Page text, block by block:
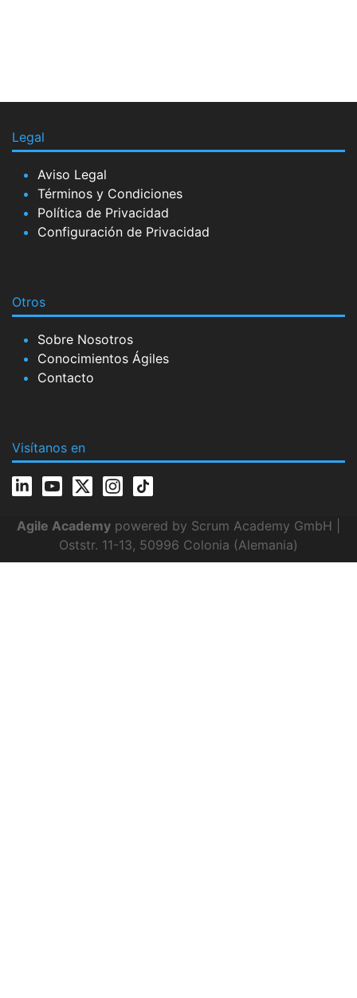
Legal
Aviso Legal
Términos y Condiciones
Política de Privacidad
Configuración de Privacidad
Otros
Sobre Nosotros
Conocimientos Ágiles
Contacto
Visítanos en
Agile Academy powered by Scrum Academy GmbH |
Oststr. 11-13, 50996 Colonia (Alemania)